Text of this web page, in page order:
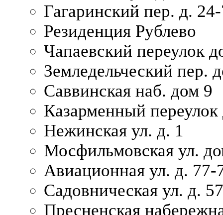
Гагаринский пер. д.
Резиденция Рублево
Чапаевский переулок
Земледельческий пер.
Саввинская наб. дом 9
Казарменный переулок
Нежинская ул. д. 1
Мосфильмовская ул.
Авиационная ул. д. 77-
Садовническая ул. д.
Пресненская